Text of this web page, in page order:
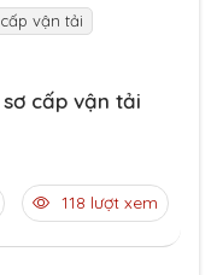
vận tải
cấp vận tải
118 lượt xem